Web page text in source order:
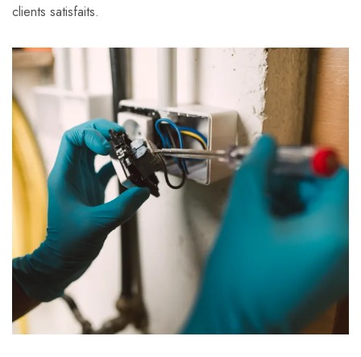
clients satisfaits.